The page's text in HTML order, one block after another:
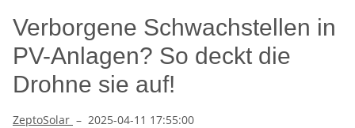
Verborgene Schwachstellen in
PV-Anlagen? So deckt die
Drohne sie auf!
ZeptoSolar – 2025-04-11 17:55:00